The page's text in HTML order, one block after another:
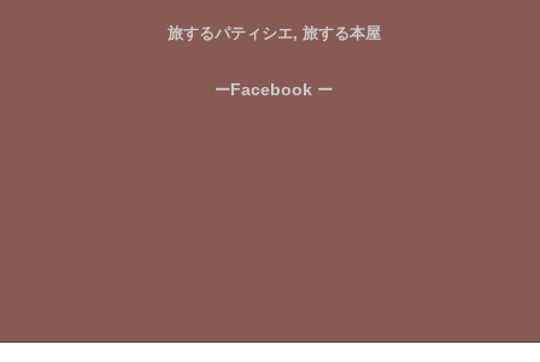
旅するパティシエ, 旅する本屋
ーFacebook ー